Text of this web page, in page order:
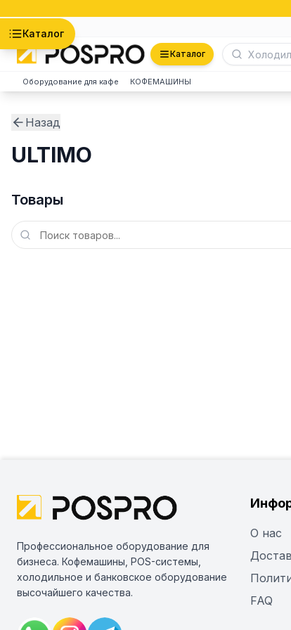
Каталог
Каталог
Оборудование для кафе КОФЕМАШИНЫ
Назад
ULTIMO
Товары
Профессиональное оборудование для
бизнеса. Кофемашины, POS-системы,
холодильное и банковское оборудование
высочайшего качества.
О нас
FAQ